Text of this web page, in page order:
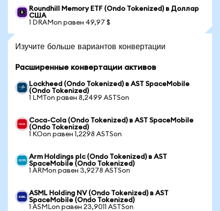
Roundhill Memory ETF (Ondo Tokenized) в Доллар
США
1 DRAMon равен 49,97 $
Изучите больше вариантов конвертации
Расширенные конвертации активов
Lockheed (Ondo Tokenized) в AST SpaceMobile
(Ondo Tokenized)
1 LMTon равен 8,2499 ASTSon
Coca-Cola (Ondo Tokenized) в AST SpaceMobile
(Ondo Tokenized)
1 KOon равен 1,2298 ASTSon
Arm Holdings plc (Ondo Tokenized) в AST
SpaceMobile (Ondo Tokenized)
1 ARMon равен 3,9278 ASTSon
ASML Holding NV (Ondo Tokenized) в AST
SpaceMobile (Ondo Tokenized)
1 ASMLon равен 23,9011 ASTSon